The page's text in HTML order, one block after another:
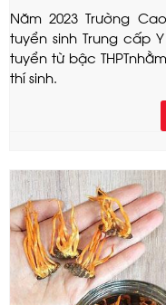
Năm 2023 Trường
tuyển sinh Trung cấp
tuyển từ bậc
thí sinh.